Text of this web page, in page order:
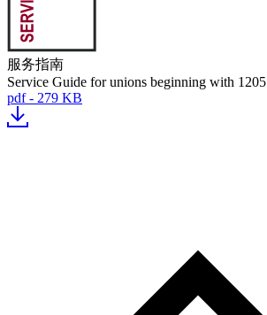
服务指南
Service Guide for unions beginning with 1205
pdf - 279 KB